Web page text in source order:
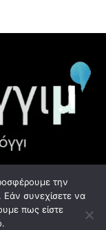
την
Εάν συνεχίσετε να
πως είστε